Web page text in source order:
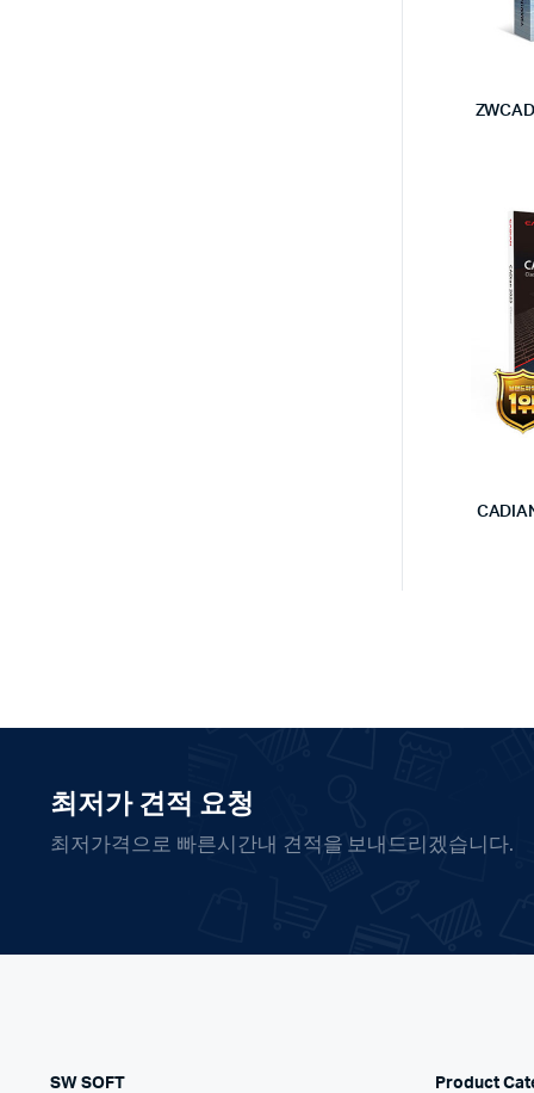
최저가 견적 요청
최저가격으로 빠른시간내 견적을 보내드리겠습니다.
SW SOFT Product